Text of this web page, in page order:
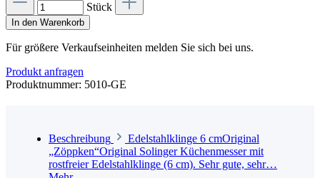
Stück
In den Warenkorb
Für größere Verkaufseinheiten melden Sie sich bei uns.
Produkt anfragen
Produktnummer: 5010-GE
Beschreibung
Edelstahlklinge 6 cmOriginal
„Zöppken“Original Solinger Küchenmesser mit
rostfreier Edelstahlklinge (6 cm). Sehr gute, sehr…